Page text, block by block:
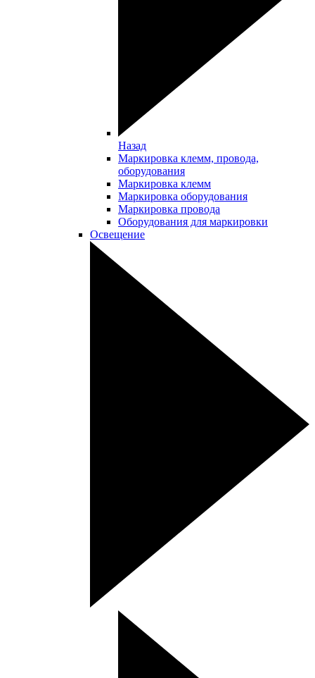
Назад
Маркировка клемм, провода,
оборудования
Маркировка клемм
Маркировка оборудования
Маркировка провода
Оборудования для маркировки
Освещение